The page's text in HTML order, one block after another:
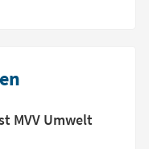
MVV Umwelt